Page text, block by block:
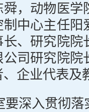
，动物医学
中心主任阳
、研究院院
司研究院院
企业代表及
要深入贯彻